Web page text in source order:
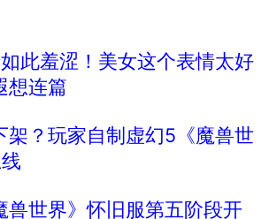
此羞涩！美女这个表情太好
想连篇
架？玩家自制虚幻5《魔兽世
兽世界》怀旧服第五阶段开